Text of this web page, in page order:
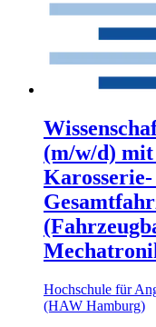
(m/w/d)
Hochschule für
(HAW Hamburg)